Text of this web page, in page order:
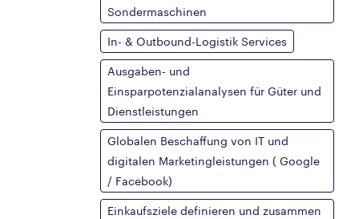
Sondermaschinen
In- & Outbound-Logistik Services
Ausgaben- und
Einsparpotenzialanalysen für Güter und
Dienstleistungen
Globalen Beschaffung von IT und
digitalen Marketingleistungen ( Google
/ Facebook)
Einkaufsziele definieren und zusammen